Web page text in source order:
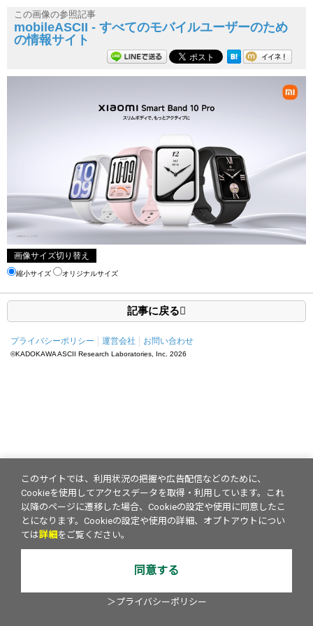
この画像の参照記事
mobileASCII - すべてのモバイルユーザーのため
の情報サイト
画像サイズ切り替え
縮小サイズ オリジナルサイズ
記事に戻る
プライバシーポリシー 運営会社 お問い合わせ
©KADOKAWA ASCII Research Laboratories, Inc. 2026
このサイトでは、利用状況の把握や広告配信などのために、
Cookieを使用してアクセスデータを取得・利用しています。これ
以降のページに遷移した場合、Cookieの設定や使用に同意したこ
とになります。Cookieの設定や使用の詳細、オプトアウトについ
ては詳細 をご覧ください。
同意する
＞プライバシーポリシー